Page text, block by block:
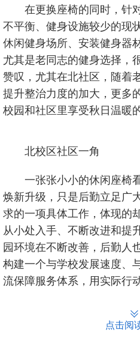
在更换座椅的同时，针
不平衡、健身设施较少的现
休闲健身场所、安装健身器
尤其是老同志的健身选择，
赞叹，尤其在北社区，随着
提升整治力度的加大，更多
校园和社区里享受秋日温暖
北校区社区一角
一张张小小的休闲座椅
焕新升级，只是后勤立足广
求的一项具体工作，体现的
从小处入手、不断改进和提
园环境在不断改善，后勤人
构建一个与学校发展速度、
流保障服务体系，用实际行
点击阅